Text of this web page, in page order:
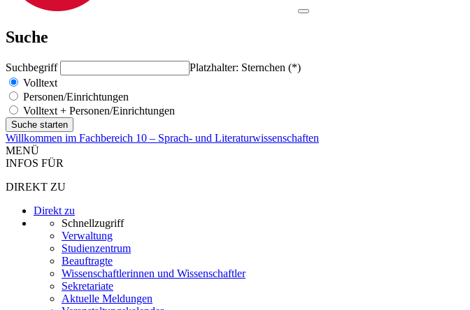
Suche
Suchbegriff
Platzhalter: Sternchen (*)
Volltext
Personen/Einrichtungen
Volltext + Personen/Einrichtungen
Willkommen im Fachbereich 10 – Sprach- und Literaturwissenschaften
MENÜ
INFOS FÜR
DIREKT ZU
Direkt zu
Schnellzugriff
Verwaltung
Studienzentrum
Beauftragte
Wissenschaftlerinnen und Wissenschaftler
Sekretariate
Aktuelle Meldungen